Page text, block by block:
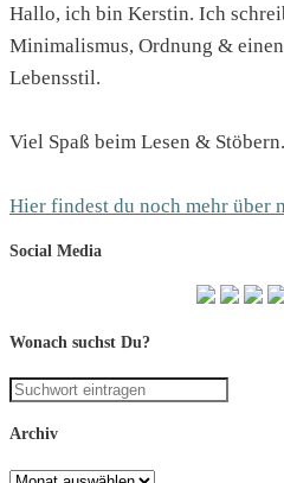
Hallo, ich bin Kerstin. Ich
Minimalismus, Ordnung &
Lebensstil.
Viel Spaß beim Lesen & Stöbern.
Hier findest du noch mehr über
Social Media
Wonach suchst Du?
Archiv